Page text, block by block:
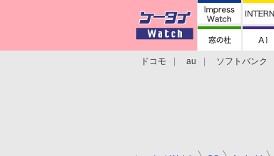
ドコモ au ソフトバンク